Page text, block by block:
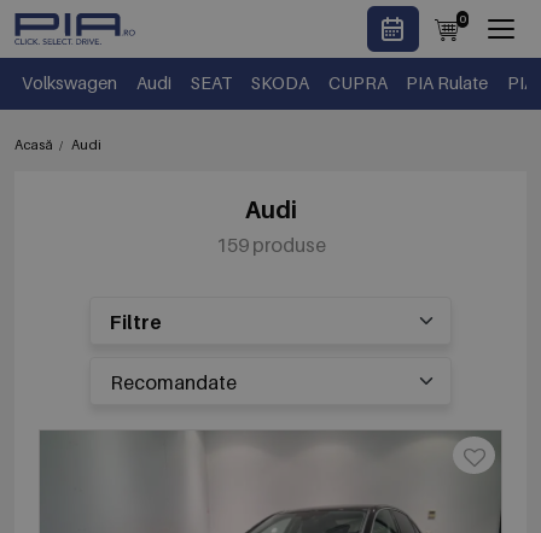
0
Volkswagen Audi SEAT SKODA CUPRA PIA Rulate PIA
Acasă Audi
Audi
159 produse
Filtre